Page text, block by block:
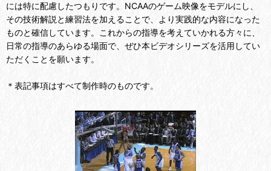
には特に配慮したつもりです。NCAAのゲーム映像をモデルにし、
その技術解説と練習法を加えることで、より実践的な内容になった
ものと確信しています。これからの指導を考えていかれる方々に、
日常の指導のあらゆる場面で、ぜひ本ビデオシリーズを活用してい
ただくことを願います。
＊表記事項はすべて制作時のものです。